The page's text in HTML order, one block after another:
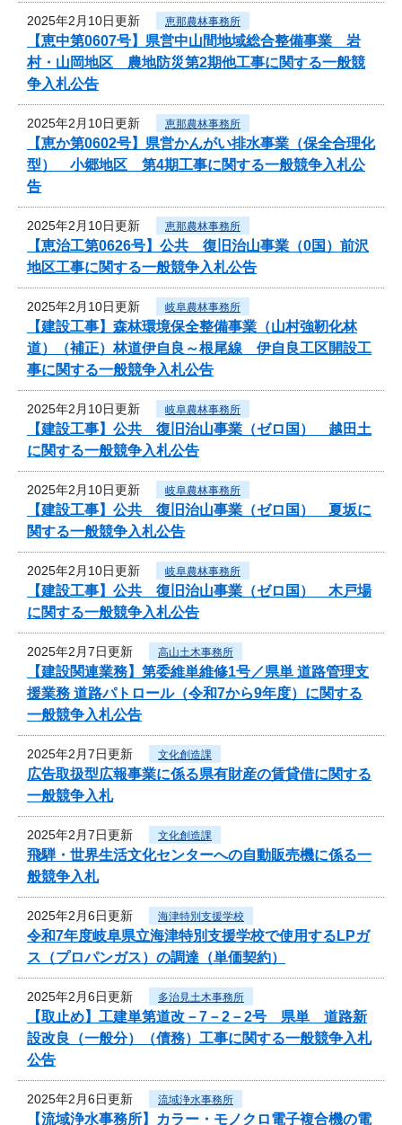
2025年2月10日更新 恵那農林事務所
【恵中第0607号】県営中山間地域総合整備事業 岩
村・山岡地区 農地防災第2期他工事に関する一般競
争入札公告
2025年2月10日更新 恵那農林事務所
【恵か第0602号】県営かんがい排水事業（保全合理化
型） 小郷地区 第4期工事に関する一般競争入札公
告
2025年2月10日更新 恵那農林事務所
【恵治工第0626号】公共 復旧治山事業（0国）前沢
地区工事に関する一般競争入札公告
2025年2月10日更新 岐阜農林事務所
【建設工事】森林環境保全整備事業（山村強靭化林
道）（補正）林道伊自良～根尾線 伊自良工区開設工
事に関する一般競争入札公告
2025年2月10日更新 岐阜農林事務所
【建設工事】公共 復旧治山事業（ゼロ国） 越田土
に関する一般競争入札公告
2025年2月10日更新 岐阜農林事務所
【建設工事】公共 復旧治山事業（ゼロ国） 夏坂に
関する一般競争入札公告
2025年2月10日更新 岐阜農林事務所
【建設工事】公共 復旧治山事業（ゼロ国） 木戸場
に関する一般競争入札公告
2025年2月7日更新 高山土木事務所
【建設関連業務】第委維単維修1号／県単 道路管理支
援業務 道路パトロール（令和7から9年度）に関する
一般競争入札公告
2025年2月7日更新 文化創造課
広告取扱型広報事業に係る県有財産の賃貸借に関する
一般競争入札
2025年2月7日更新 文化創造課
飛騨・世界生活文化センターへの自動販売機に係る一
般競争入札
2025年2月6日更新 海津特別支援学校
令和7年度岐阜県立海津特別支援学校で使用するLPガ
ス（プロパンガス）の調達（単価契約）
2025年2月6日更新 多治見土木事務所
【取止め】工建単第道改－7－2－2号 県単 道路新
設改良（一般分）（債務）工事に関する一般競争入札
公告
2025年2月6日更新 流域浄水事務所
【流域浄水事務所】カラー・モノクロ電子複合機の電